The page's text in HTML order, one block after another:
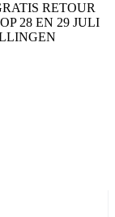
RETOUR
28 EN 29 JULI